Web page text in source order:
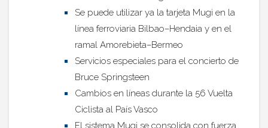
Se puede utilizar ya la tarjeta Mugi en la
línea ferroviaria Bilbao–Hendaia y en el
ramal Amorebieta–Bermeo
Servicios especiales para el concierto de
Bruce Springsteen
Cambios en líneas durante la 56 Vuelta
Ciclista al País Vasco
El sistema Mugi se consolida con fuerza